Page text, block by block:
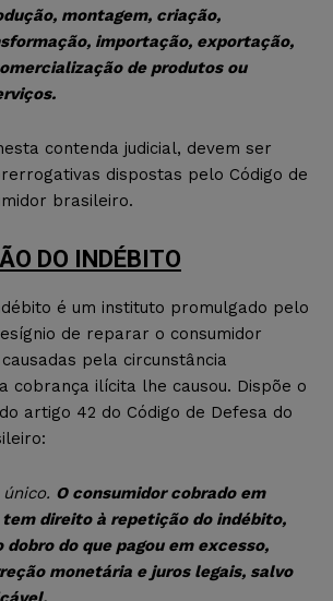
montagem, criação,
importação, exportação,
de produtos ou
contenda judicial, devem ser
dispostas pelo Código de
brasileiro.
DO INDÉBITO
é um instituto promulgado pelo
de reparar o consumidor
pela circunstância
cobrança ilícita lhe causou. Dispõe o
artigo 42 do Código de Defesa do
O consumidor cobrado em
direito à repetição do indébito,
dobro do que pagou em excesso,
monetária e juros legais, salvo